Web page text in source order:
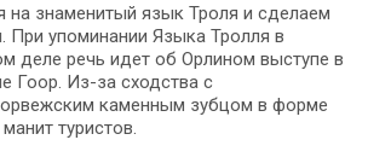
на знаменитый язык Троля и сделаем
При упоминании Языка Тролля в
деле речь идет об Орлином выступе в
Гоор. Из-за сходства с
каменным зубцом в форме
туристов.